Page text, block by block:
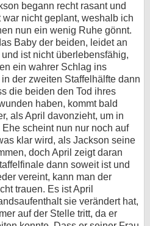
begann recht rasant und
nicht geplant, weshalb ich
nun ein wenig Ruhe gönnt.
Baby der beiden, leidet an
ist nicht überlebensfähig,
ein wahrer Schlag ins
der zweiten Staffelhälfte dann
die beiden den Tod ihres
haben, kommt bald
als April davonzieht, um in
scheint nun nur noch auf
klar wird, als Jackson seine
doch April zeigt daran
dann soweit ist und
vereint, kann man der
trauen. Es ist April
sie verändert hat,
auf der Stelle tritt, da er